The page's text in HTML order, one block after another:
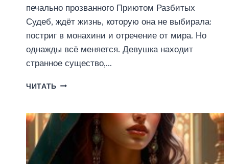
печально прозванного Приютом Разбитых
Судеб, ждёт жизнь, которую она не выбирала:
постриг в монахини и отречение от мира. Но
однажды всё меняется. Девушка находит
странное существо,…
ЧИТАТЬ КЛЮЧИ
(ЮЛИЯ
ЛЬВОФФ)